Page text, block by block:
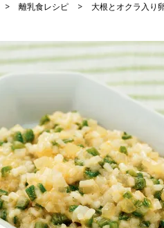
離乳食レシピ 大根とオクラ入り